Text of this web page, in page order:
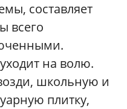
составляет
всего
на волю.
школьную и
плитку,